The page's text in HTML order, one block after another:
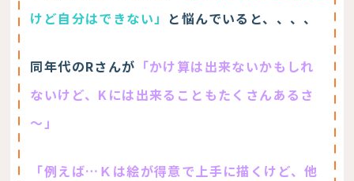
けど自分はできない」 と悩んでいると、、、、
同年代のRさんが 「かけ算は出来ないかもしれ
ないけど、Kには出来ることもたくさんあるさ
～」
「例えば…Ｋは絵が得意で上手に描くけど、他